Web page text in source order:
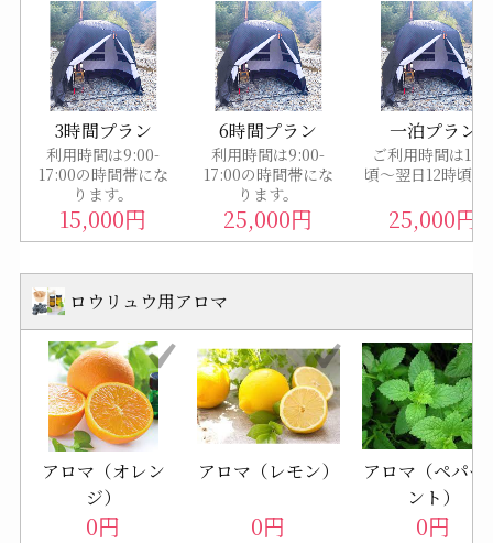
3時間プラン
利用時間は9:00-
17:00の時間帯にな
ります。
15,000円
6時間プラン
利用時間は9:00-
17:00の時間帯にな
ります。
25,000円
一泊プラン
ご利用時間は12
頃〜翌日12時頃ま
25,000円
ロウリュウ用アロマ
アロマ（オレン
ジ）
0円
アロマ（レモン）
0円
アロマ（ペパー
ント）
0円